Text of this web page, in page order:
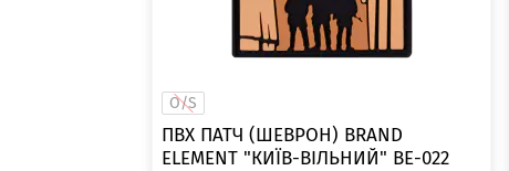
O/S
ПВХ ПАТЧ (ШЕВРОН) BRAND
ELEMENT "КИЇВ-ВІЛЬНИЙ" BE-022